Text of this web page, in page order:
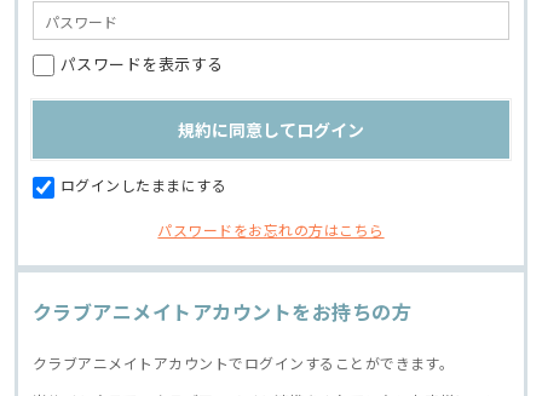
パスワードを表示する
ログインしたままにする
パスワードをお忘れの方はこちら
クラブアニメイトアカウントをお持ちの方
クラブアニメイトアカウントでログインすることができます。